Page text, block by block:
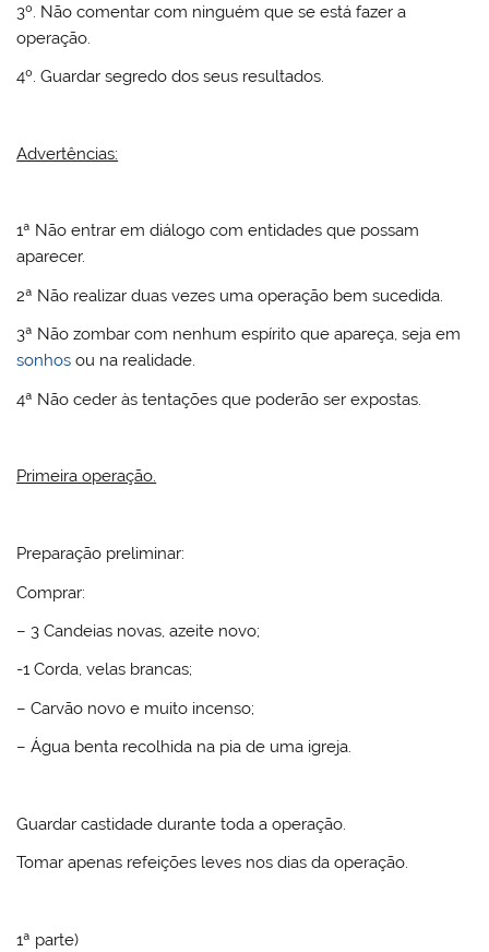
3º. Não comentar com ninguém que se está fazer a
operação.
4º. Guardar segredo dos seus resultados.
Advertências:
1ª Não entrar em diálogo com entidades que possam
aparecer.
2ª Não realizar duas vezes uma operação bem sucedida.
3ª Não zombar com nenhum espírito que apareça, seja em
sonhos ou na realidade.
4ª Não ceder às tentações que poderão ser expostas.
Primeira operação.
Preparação preliminar:
Comprar:
– 3 Candeias novas, azeite novo;
-1 Corda, velas brancas;
– Carvão novo e muito incenso;
– Água benta recolhida na pia de uma igreja.
Guardar castidade durante toda a operação.
Tomar apenas refeições leves nos dias da operação.
1ª parte)